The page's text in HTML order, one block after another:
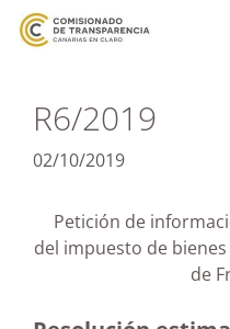
R6/2019
02/10/2019
Petición de
del impuesto de
de